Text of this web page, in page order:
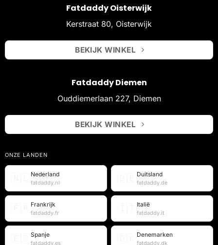
Fatdaddy Oisterwijk
Kerstraat 80, Oisterwijk
BEKIJK WINKEL
Fatdaddy Diemen
Ouddiemerlaan 227, Diemen
BEKIJK WINKEL
ONZE LANDEN
Nederland
fatdaddy.nl
Duitsland
fatdaddy.de
Frankrijk
fatdaddy.fr
Italië
fatdaddy.it
Spanje
fatdaddy.es
Denemarken
fatdaddy.dk